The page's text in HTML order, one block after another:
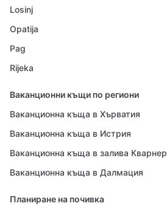
Losinj
Opatija
Pag
Rijeka
Ваканционни къщи по региони
Ваканционна къща в Хърватия
Ваканционна къща в Истрия
Ваканционна къща в залива Кварнер
Ваканционна къща в Далмация
Планиране на почивка